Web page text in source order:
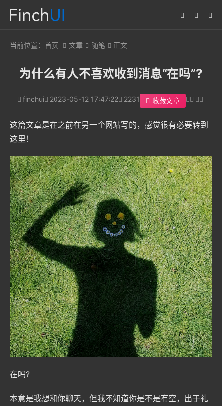
当前位置： 首页 文章 随笔 正文
为什么有人不喜欢收到消息“在吗”?
finchui 2023-05-12 17:47:22 2231 收藏文章
这篇文章是在之前在另一个网站写的，感觉很有必要转到
这里！
在吗?
本意是我想和你聊天，但我不知道你是不是有空，出于礼